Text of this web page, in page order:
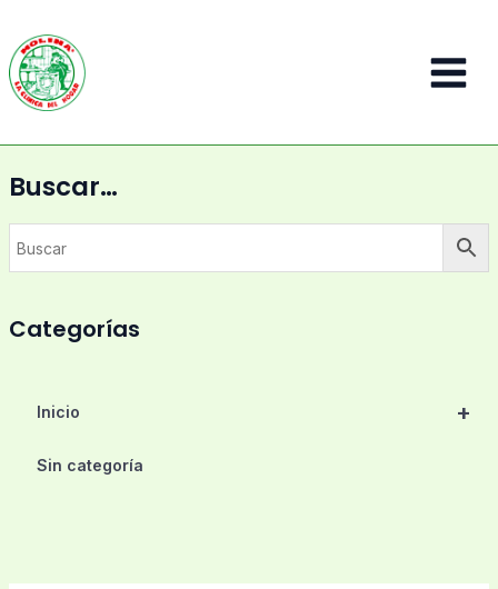
contenido
Main
Buscar…
Categorías
+
Inicio
Sin categoría